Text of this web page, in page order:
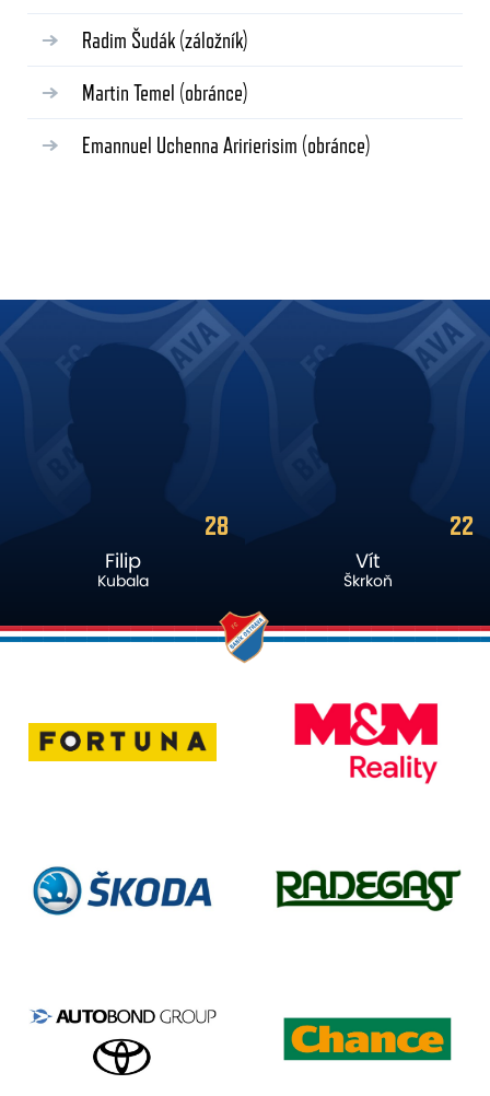
Radim Šudák (záložník)
Martin Temel (obránce)
Emannuel Uchenna Aririerisim (obránce)
22
Vít
Škrkoň
16
Maksym
Dyachuk